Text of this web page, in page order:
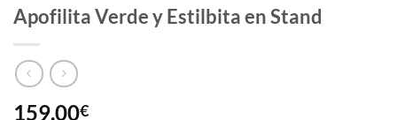
Apofilita Verde y Estilbita en Stand
159.00€